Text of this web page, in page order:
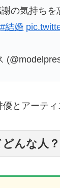
謝の気持ち
#結婚
とアーテ
んな人？